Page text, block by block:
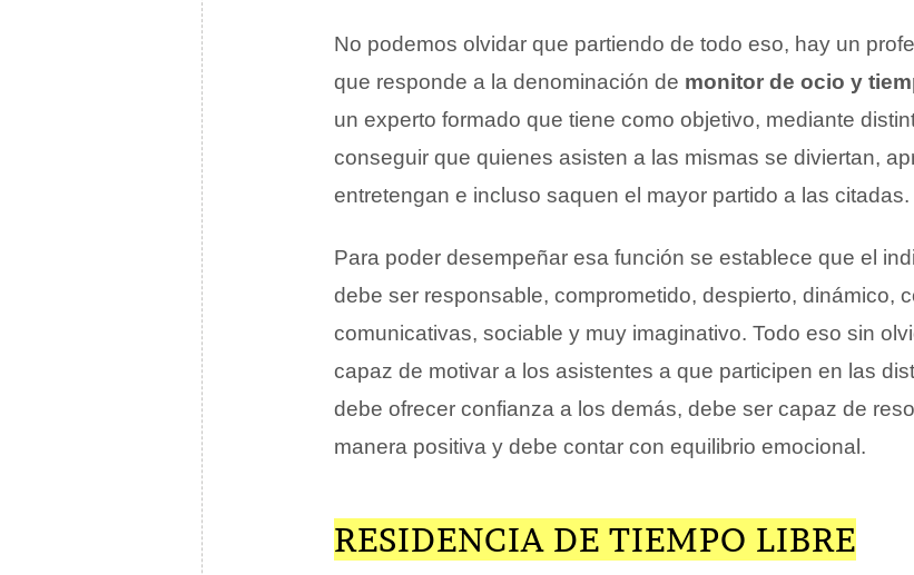
No podemos olvidar que partiendo de todo eso, hay un
que responde a la denominación de monitor de ocio y
un experto formado que tiene como objetivo, mediante
conseguir que quienes asisten a las mismas se diviertan,
entretengan e incluso saquen el mayor partido a las citadas.
Para poder desempeñar esa función se establece que el
debe ser responsable, comprometido, despierto, dinámico,
comunicativas, sociable y muy imaginativo. Todo eso sin
capaz de motivar a los asistentes a que participen en las
debe ofrecer confianza a los demás, debe ser capaz de
manera positiva y debe contar con equilibrio emocional.
RESIDENCIA DE TIEMPO LIBRE